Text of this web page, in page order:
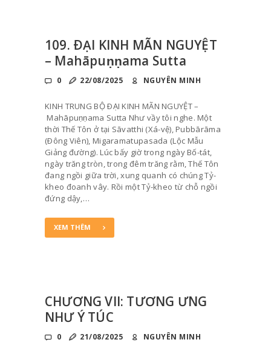
109. ÐẠI KINH MÃN NGUYỆT
– Mahāpuṇṇama Sutta
0 22/08/2025 NGUYÊN MINH
KINH TRUNG BỘ ÐẠI KINH MÃN NGUYỆT –
Mahāpuṇṇama Sutta Như vầy tôi nghe. Một
thời Thế Tôn ở tại Sāvatthi (Xá-vệ), Pubbārāma
(Ðông Viên), Migaramatupasada (Lộc Mẫu
Giảng đường). Lúc bấy giờ trong ngày Bố-tát,
ngày trăng tròn, trong đêm trăng rằm, Thế Tôn
đang ngồi giữa trời, xung quanh có chúng Tỷ-
kheo đoanh vây. Rồi một Tỷ-kheo từ chỗ ngồi
đứng dậy,…
XEM THÊM
CHƯƠNG VII: TƯƠNG ƯNG
NHƯ Ý TÚC
0 21/08/2025 NGUYÊN MINH